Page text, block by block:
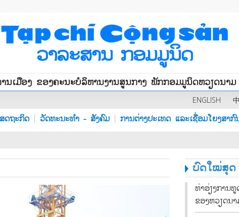
ນເມືອງ ຂອງຄະນະບໍລິຫານງານສູນກາງ ພັກກອມມູນິດຫວຽດນາມ
ENGLISH
ດຖະກິດ ວັດທະນະທຳ - ສັງຄົມ ການຕ່າງປະເທດ ແລະເຊື່ອມໂຍງສາກົ
ບົດໃໝ່ສຸດ
ທ່າອ່ຽງການ
ຂອງຫວຽດນ